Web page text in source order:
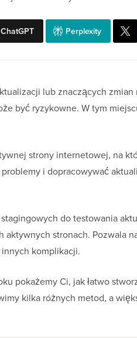
ChatGPT Perplexity
lub znaczących zmian
być ryzykowne. W tym
strony internetowej, na
i dopracowywać
do testowania
aktywnych stronach. Pozwala
komplikacji.
pokażemy Ci, jak łatwo
kilka różnych metod, a